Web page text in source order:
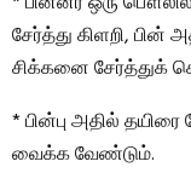
சேர்த்து கிளறி, பின்
சிக்கனை சேர்த்துக்
* பின்பு அதில் தயிரை
வைக்க வேண்டும்.